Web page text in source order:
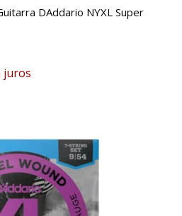
DAddario NYXL Super
juros